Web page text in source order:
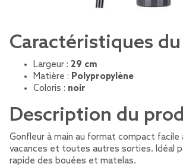
Caractéristiques
Largeur : 29 cm
Matière : Polypropylène
Coloris : noir
Description du
Gonfleur à main au format compact facile
vacances et toutes autres sorties. Idéal
rapide des bouées et matelas.